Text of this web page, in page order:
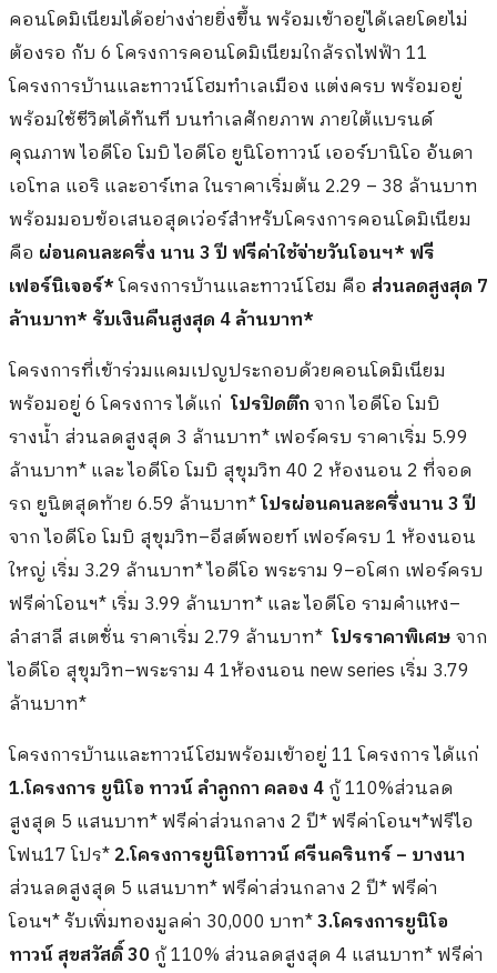
คอนโดมิเนียมได้อย่างง่ายยิ่งขึ้น พร้อมเข้าอยู่ได้เลยโดยไม่
ต้องรอ กับ 6 โครงการคอนโดมิเนียมใกล้รถไฟฟ้า 11
โครงการบ้านและทาวน์โฮมทำเลเมือง แต่งครบ พร้อมอยู่
พร้อมใช้ชีวิตได้ทันที บนทำเลศักยภาพ ภายใต้แบรนด์
คุณภาพ ไอดีโอ โมบิ ไอดีโอ ยูนิโอทาวน์ เออร์บานิโอ อันดา
เอโทล แอริ และอาร์เทล ในราคาเริ่มต้น 2.29 – 38 ล้านบาท
พร้อมมอบข้อเสนอสุดเว่อร์สำหรับโครงการคอนโดมิเนียม
คือ ผ่อนคนละครึ่ง นาน 3 ปี ฟรีค่าใช้จ่ายวันโอนฯ* ฟรี
เฟอร์นิเจอร์*โครงการบ้านและทาวน์โฮม คือ ส่วนลดสูงสุด 7
ล้านบาท* รับเงินคืนสูงสุด 4 ล้านบาท*
โครงการที่เข้าร่วมแคมเปญประกอบด้วยคอนโดมิเนียม
พร้อมอยู่ 6 โครงการ ได้แก่ โปรปิดตึกจาก ไอดีโอ โมบิ
รางน้ำ ส่วนลดสูงสุด 3 ล้านบาท* เฟอร์ครบ ราคาเริ่ม 5.99
ล้านบาท* และ ไอดีโอ โมบิ สุขุมวิท 40 2 ห้องนอน 2 ที่จอด
รถ ยูนิตสุดท้าย 6.59 ล้านบาท*โปรผ่อนคนละครึ่งนาน 3 ปี
จาก ไอดีโอ โมบิ สุขุมวิท–อีสต์พอยท์ เฟอร์ครบ 1 ห้องนอน
ใหญ่ เริ่ม 3.29 ล้านบาท* ไอดีโอ พระราม 9–อโศก เฟอร์ครบ
ฟรีค่าโอนฯ* เริ่ม 3.99 ล้านบาท* และ ไอดีโอ รามคำแหง–
ลำสาลี สเตชั่น ราคาเริ่ม 2.79 ล้านบาท* โปรราคาพิเศษจาก
ไอดีโอ สุขุมวิท–พระราม 4 1ห้องนอน new series เริ่ม 3.79
ล้านบาท*
โครงการบ้านและทาวน์โฮมพร้อมเข้าอยู่ 11 โครงการ ได้แก่
1.โครงการ ยูนิโอ ทาวน์ ลำลูกกา คลอง 4กู้ 110%ส่วนลด
สูงสุด 5 แสนบาท* ฟรีค่าส่วนกลาง 2 ปี* ฟรีค่าโอนฯ*ฟรีไอ
โฟน17 โปร*2.โครงการยูนิโอทาวน์ ศรีนครินทร์ – บางนา
ส่วนลดสูงสุด 5 แสนบาท* ฟรีค่าส่วนกลาง 2 ปี* ฟรีค่า
โอนฯ* รับเพิ่มทองมูลค่า 30,000 บาท*3.โครงการยูนิโอ
ทาวน์ สุขสวัสดิ์ 30กู้ 110% ส่วนลดสูงสุด 4 แสนบาท* ฟรีค่า